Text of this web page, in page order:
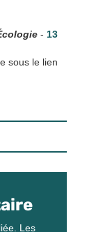
- 13
sous le lien
Les